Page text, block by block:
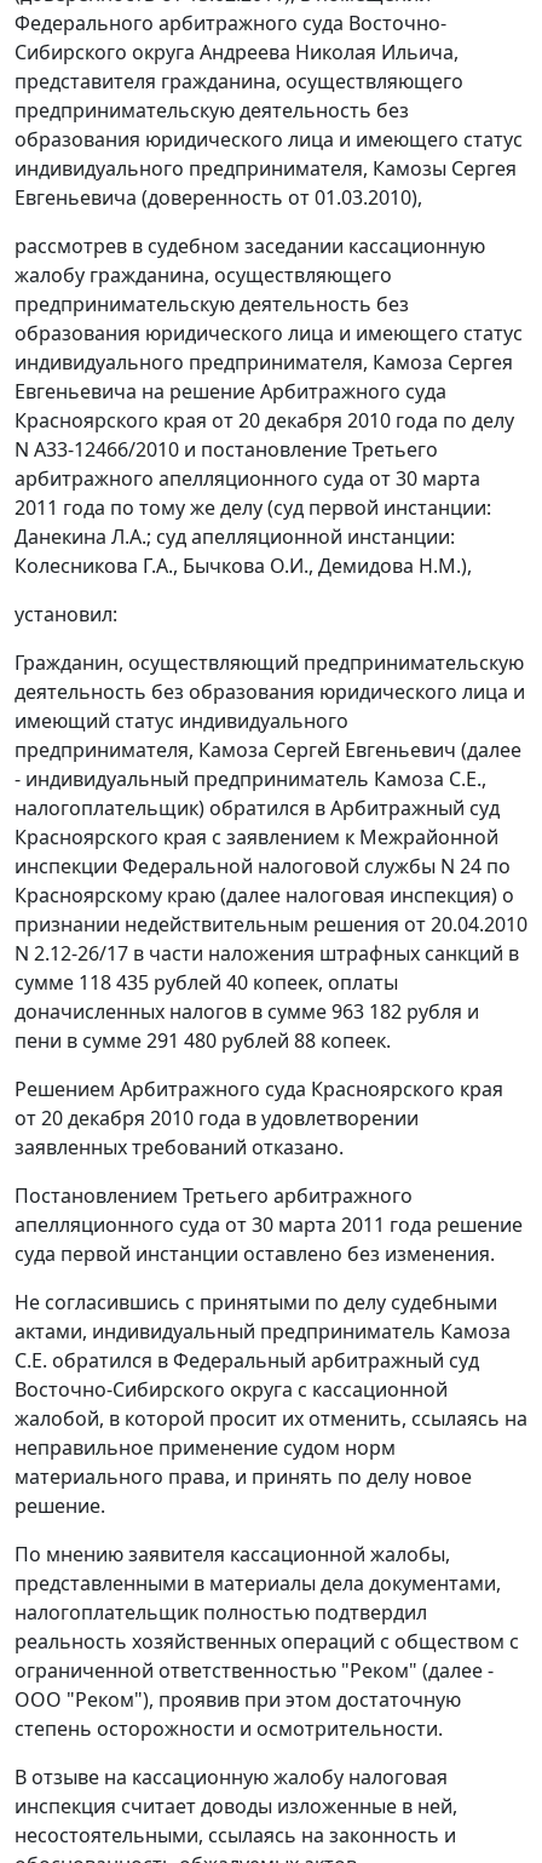
Федерального арбитражного суда Восточно-
Сибирского округа Андреева Николая Ильича,
представителя гражданина, осуществляющего
предпринимательскую деятельность без
образования юридического лица и имеющего статус
индивидуального предпринимателя, Камозы Сергея
Евгеньевича (доверенность от 01.03.2010),
рассмотрев в судебном заседании кассационную
жалобу гражданина, осуществляющего
предпринимательскую деятельность без
образования юридического лица и имеющего статус
индивидуального предпринимателя, Камоза Сергея
Евгеньевича на решение Арбитражного суда
Красноярского края от 20 декабря 2010 года по делу
N А33-12466/2010 и постановлениеТретьего
арбитражного апелляционного суда от 30 марта
2011 года по тому же делу (суд первой инстанции:
Данекина Л.А.; суд апелляционной инстанции:
Колесникова Г.А., Бычкова О.И., Демидова Н.М.),
установил:
Гражданин, осуществляющий предпринимательскую
деятельность без образования юридического лица и
имеющий статус индивидуального
предпринимателя, Камоза Сергей Евгеньевич (далее
- индивидуальный предприниматель Камоза С.Е.,
налогоплательщик) обратился в Арбитражный суд
Красноярского края с заявлением к Межрайонной
инспекции Федеральной налоговой службы N 24 по
Красноярскому краю (далее налоговая инспекция) о
признании недействительным решения от 20.04.2010
N 2.12-26/17 в части наложения штрафных санкций в
сумме 118 435 рублей 40 копеек, оплаты
доначисленных налогов в сумме 963 182 рубля и
пени в сумме 291 480 рублей 88 копеек.
Решением Арбитражного суда Красноярского края
от 20 декабря 2010 года в удовлетворении
заявленных требований отказано.
Постановлением Третьего арбитражного
апелляционного суда от 30 марта 2011 года решение
суда первой инстанции оставлено без изменения.
Не согласившись с принятыми по делу судебными
актами, индивидуальный предприниматель Камоза
С.Е. обратился в Федеральный арбитражный суд
Восточно-Сибирского округа с кассационной
жалобой, в которой просит их отменить, ссылаясь на
неправильное применение судом норм
материального права, и принять по делу новое
решение.
По мнению заявителя кассационной жалобы,
представленными в материалы дела документами,
налогоплательщик полностью подтвердил
реальность хозяйственных операций с обществом с
ограниченной ответственностью "Реком" (далее -
ООО "Реком"), проявив при этом достаточную
степень осторожности и осмотрительности.
В отзыве на кассационную жалобу налоговая
инспекция считает доводы изложенные в ней,
несостоятельными, ссылаясь на законность и